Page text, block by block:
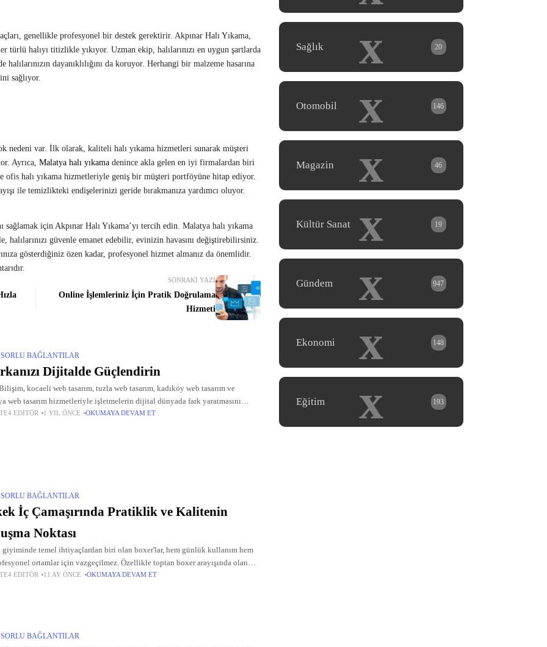
genellikle profesyonel bir destek gerektirir. Akpınar Halı Yıkama,
türlü halıyı titizlikle yıkıyor. Uzman ekip, halılarınızı en uygun şartlarda
dayanıklılığını da koruyor. Herhangi bir malzeme hasarına
sağlıyor.
nedeni var. İlk olarak, kaliteli halı yıkama hizmetleri sunarak müşteri
Ayrıca, Malatya halı yıkama denince akla gelen en iyi firmalardan biri
ofis halı yıkama hizmetleriyle geniş bir müşteri portföyüne hitap ediyor.
ile temizlikteki endişelerinizi geride bırakmanıza yardımcı oluyor.
sağlamak için Akpınar Halı Yıkama’yı tercih edin. Malatya halı yıkama
halılarınızı güvenle emanet edebilir, evinizin havasını değiştirebilirsiniz.
gösterdiğiniz özen kadar, profesyonel hizmet almanız da önemlidir.
SONRAKI YAZI
Online İşlemleriniz İçin Pratik Doğrulama
Hizmeti
BAĞLANTILAR
Dijitalde Güçlendirin
kocaeli web tasarım, tuzla web tasarım, kadıköy web tasarım ve
web tasarım hizmetleriyle işletmelerin dijital dünyada fark yaratmasını
Kocaeli’nin Gebze ilçesinde yer alan firma, yenilikçi web
EDITÖR 1 YIL ÖNCE OKUMAYA DEVAM ET
BAĞLANTILAR
İç Çamaşırında Pratiklik ve Kalitenin
Noktası
giyiminde temel ihtiyaçlardan biri olan boxer'lar, hem günlük kullanım hem
ortamlar için vazgeçilmez. Özellikle toptan boxer arayışında olan
ve tüketiciler, geniş ürün gamı ile kaliteli hizmet
EDITÖR 11 AY ÖNCE OKUMAYA DEVAM ET
BAĞLANTILAR
x
Sağlık 20
x
Otomobil 146
x
Magazin 46
x
Kültür Sanat 19
x
Gündem 947
x
Ekonomi 148
x
Eğitim 193